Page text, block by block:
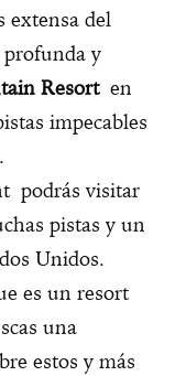
extensa del
profunda y
Resorten
impecables
podrás visitar
pistas y un
Unidos.
es un resort
una
estos y más